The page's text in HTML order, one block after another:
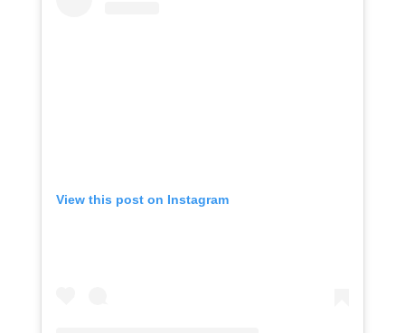
View this post on Instagram